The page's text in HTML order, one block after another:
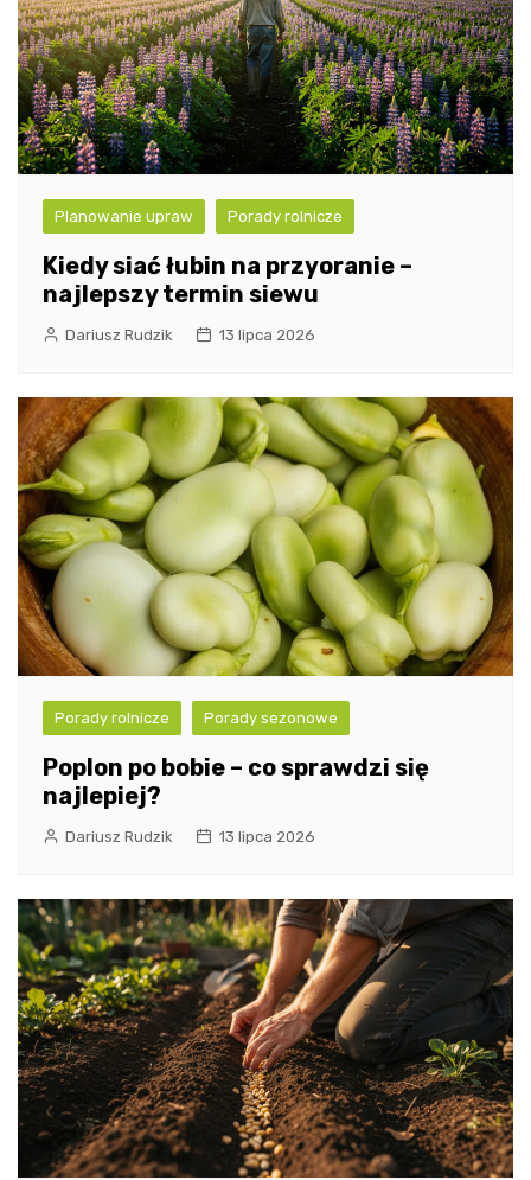
Planowanie upraw Porady rolnicze
Kiedy siać łubin na przyoranie –
najlepszy termin siewu
Dariusz Rudzik 13 lipca 2026
Porady rolnicze Porady sezonowe
Poplon po bobie – co sprawdzi się
najlepiej?
Dariusz Rudzik 13 lipca 2026